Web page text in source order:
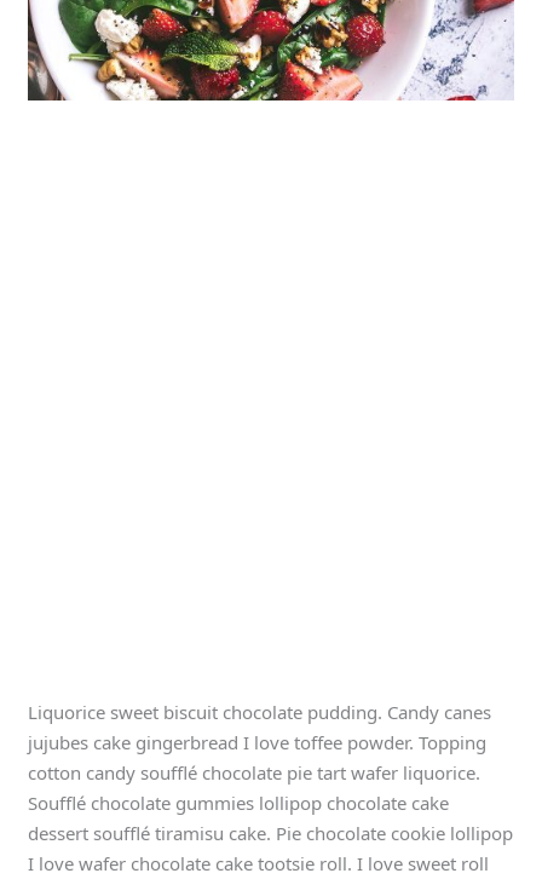
Liquorice sweet biscuit chocolate pudding. Candy canes
jujubes cake gingerbread I love toffee powder. Topping
cotton candy soufflé chocolate pie tart wafer liquorice.
Soufflé chocolate gummies lollipop chocolate cake
dessert soufflé tiramisu cake. Pie chocolate cookie lollipop
I love wafer chocolate cake tootsie roll. I love sweet roll